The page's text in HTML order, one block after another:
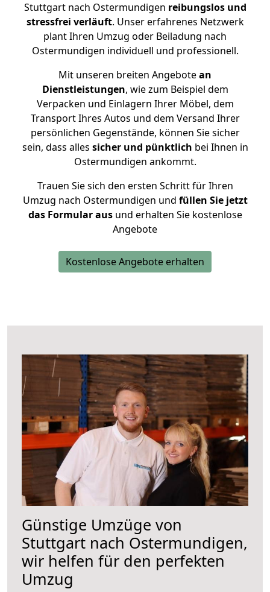
Stuttgart nach Ostermundigen reibungslos und
stressfrei verläuft. Unser erfahrenes Netzwerk
plant Ihren Umzug oder Beiladung nach
Ostermundigen individuell und professionell.
Mit unseren breiten Angebotean
Dienstleistungen, wie zum Beispiel dem
Verpacken und Einlagern Ihrer Möbel, dem
Transport Ihres Autos und dem Versand Ihrer
persönlichen Gegenstände, können Sie sicher
sein, dass alles sicher und pünktlich bei Ihnen in
Ostermundigen ankommt.
Trauen Sie sich den ersten Schritt für Ihren
Umzug nach Ostermundigen und füllen Sie jetzt
das Formular ausund erhalten Sie kostenlose
Angebote
Kostenlose Angebote erhalten
Günstige Umzüge von
Stuttgart nach Ostermundigen,
wir helfen für den perfekten
Umzug